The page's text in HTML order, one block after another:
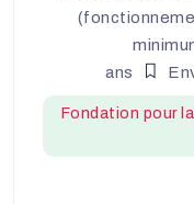
ans
Fondation pour